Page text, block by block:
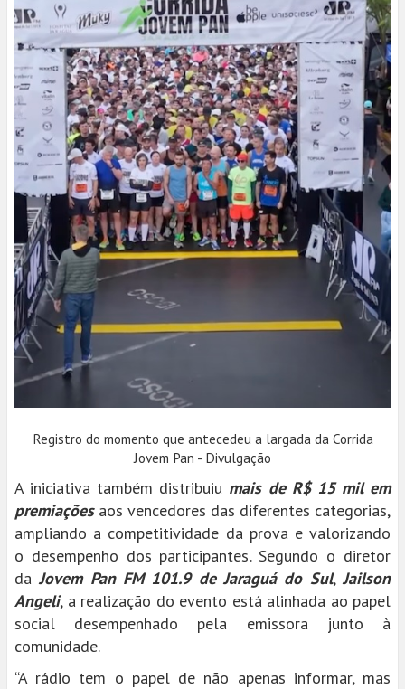
Registro do momento que antecedeu a largada da Corrida
Jovem Pan - Divulgação
A iniciativa também distribuiu mais de R$ 15 mil em
premiaçõesaos vencedores das diferentes categorias,
ampliando a competitividade da prova e valorizando
o desempenho dos participantes. Segundo o diretor
daJovem Pan FM 101.9 de Jaraguá do Sul,Jailson
Angeli, a realização do evento está alinhada ao papel
social desempenhado pela emissora junto à
comunidade.
“A rádio tem o papel de não apenas informar, mas